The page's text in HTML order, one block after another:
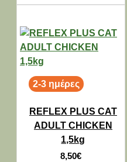
2-3 ημέρες
REFLEX PLUS CAT
ADULT CHICKEN
1,5kg
8,50€